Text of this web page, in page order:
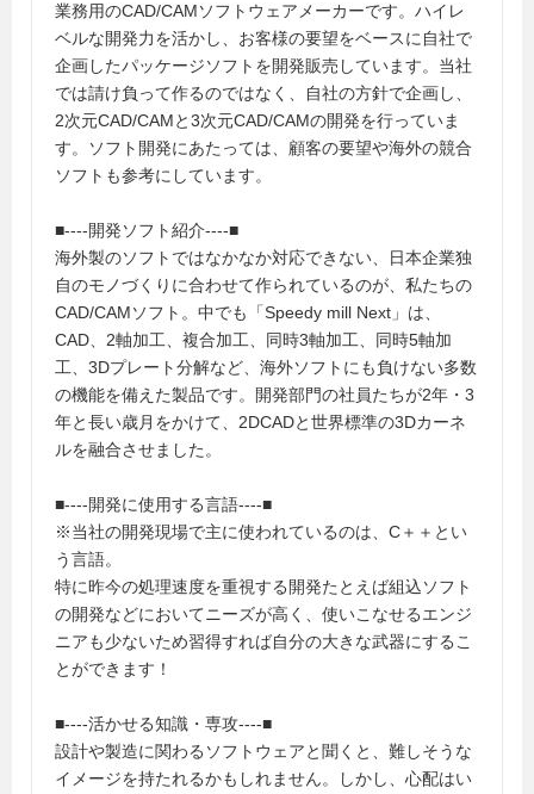
業務用のCAD/CAMソフトウェアメーカーです。ハイレ
ベルな開発力を活かし、お客様の要望をベースに自社で
企画したパッケージソフトを開発販売しています。当社
では請け負って作るのではなく、自社の方針で企画し、
2次元CAD/CAMと3次元CAD/CAMの開発を行っていま
す。ソフト開発にあたっては、顧客の要望や海外の競合
ソフトも参考にしています。
■----開発ソフト紹介----■
海外製のソフトではなかなか対応できない、日本企業独
自のモノづくりに合わせて作られているのが、私たちの
CAD/CAMソフト。中でも「Speedy mill Next」は、
CAD、2軸加工、複合加工、同時3軸加工、同時5軸加
工、3Dプレート分解など、海外ソフトにも負けない多数
の機能を備えた製品です。開発部門の社員たちが2年・3
年と長い歳月をかけて、2DCADと世界標準の3Dカーネ
ルを融合させました。
■----開発に使用する言語----■
※当社の開発現場で主に使われているのは、C＋＋とい
う言語。
特に昨今の処理速度を重視する開発たとえば組込ソフト
の開発などにおいてニーズが高く、使いこなせるエンジ
ニアも少ないため習得すれば自分の大きな武器にするこ
とができます！
■----活かせる知識・専攻----■
設計や製造に関わるソフトウェアと聞くと、難しそうな
イメージを持たれるかもしれません。しかし、心配はい